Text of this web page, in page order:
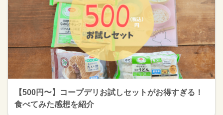
【500円〜】コープデリお試しセットがお得すぎる！
食べてみた感想を紹介